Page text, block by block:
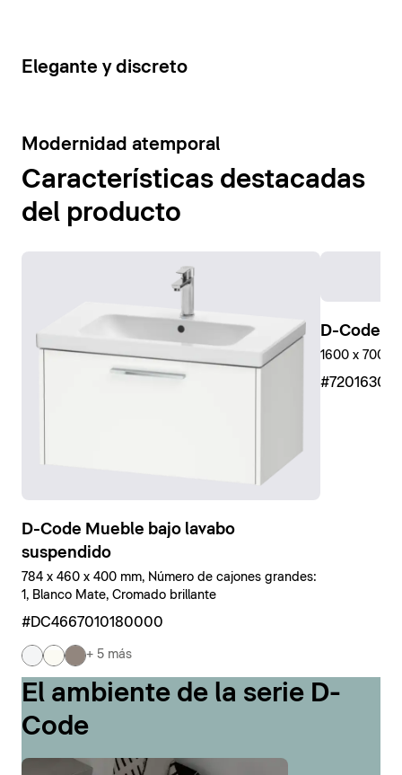
15
Elegante y discreto
10
Modernidad atemporal
Características destacadas
del producto
D-Code Mueble bajo lavabo
suspendido
784 x 460 x 400 mm, Número de cajones grandes:
1, Blanco Mate, Cromado brillante
#DC4667010180000
+ 5 más
D-Code
1600 x 700
El ambiente de la serie D-
Code